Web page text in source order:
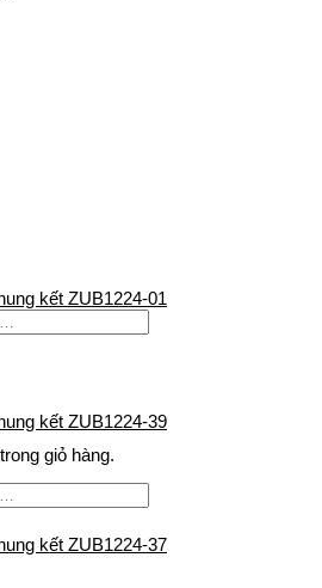
giỏ hàng.
kết ZUB1224-01
kết ZUB1224-39
kết ZUB1224-37